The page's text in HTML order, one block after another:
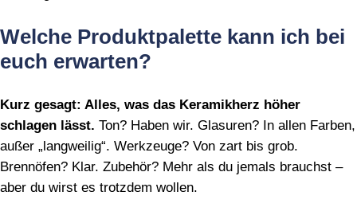
Welche Produktpalette kann ich bei
euch erwarten?
Kurz gesagt: Alles, was das Keramikherz höher
schlagen lässt. Ton? Haben wir. Glasuren? In allen Farben,
außer „langweilig“. Werkzeuge? Von zart bis grob.
Brennöfen? Klar. Zubehör? Mehr als du jemals brauchst –
aber du wirst es trotzdem wollen.